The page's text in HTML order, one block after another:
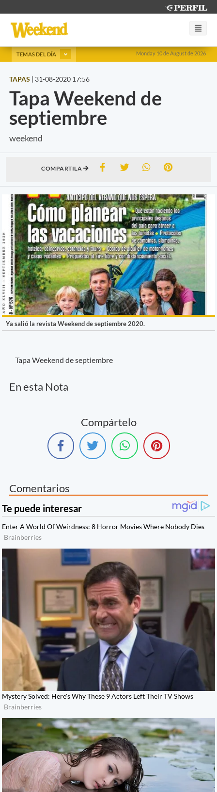
Monday 10 de August de 2026
TEMAS DEL DÍA
TAPAS | 31-08-2020 17:56
Tapa Weekend de
septiembre
weekend
COMPARTILA
Ya salió la revista Weekend de septiembre 2020.
Tapa Weekend de septiembre
En esta Nota
Compártelo
Comentarios